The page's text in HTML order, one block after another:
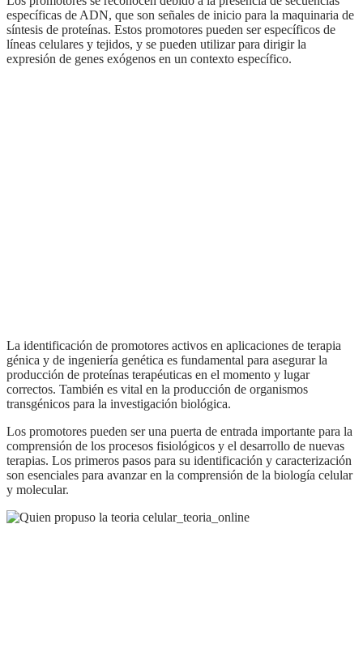
específicas de ADN, que son señales de inicio para la maquinaria de
síntesis de proteínas. Estos promotores pueden ser específicos de
líneas celulares y tejidos, y se pueden utilizar para dirigir la
expresión de genes exógenos en un contexto específico.
La identificación de promotores activos en aplicaciones de terapia
génica y de ingeniería genética es fundamental para asegurar la
producción de proteínas terapéuticas en el momento y lugar
correctos. También es vital en la producción de organismos
transgénicos para la investigación biológica.
Los promotores pueden ser una puerta de entrada importante para la
comprensión de los procesos fisiológicos y el desarrollo de nuevas
terapias. Los primeros pasos para su identificación y caracterización
son esenciales para avanzar en la comprensión de la biología celular
y molecular.